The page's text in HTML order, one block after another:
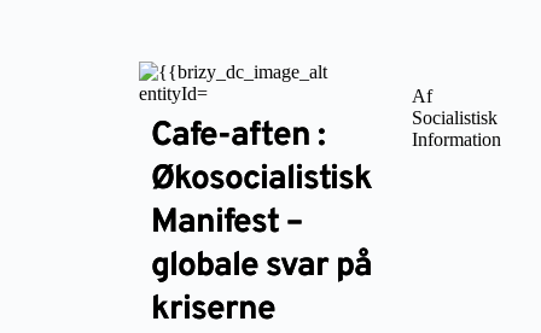
Cafe-aften :
Økosocialistisk
Manifest –
globale svar på
kriserne
Af
Socialistisk
Information